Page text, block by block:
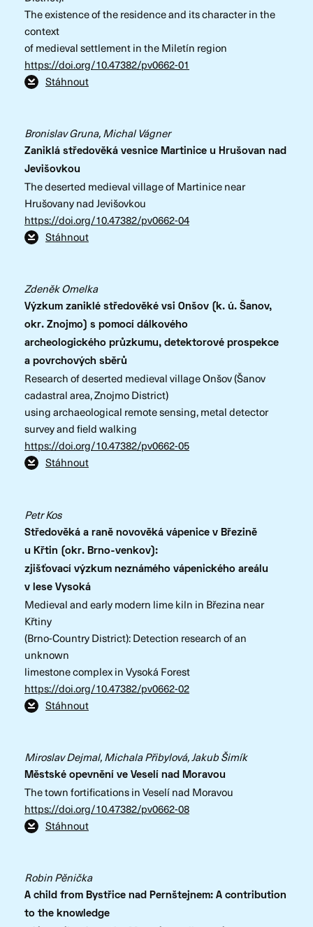
The existence of the residence and its character in the
context
of medieval settlement in the Miletín region
https://doi.org/10.47382/pv0662-01
Stáhnout
Bronislav Gruna, Michal Vágner
Zaniklá středověká vesnice Martinice u Hrušovan nad
Jevišovkou
The deserted medieval village of Martinice near
Hrušovany nad Jevišovkou
https://doi.org/10.47382/pv0662-04
Stáhnout
Zdeněk Omelka
Výzkum zaniklé středověké vsi Onšov (k. ú. Šanov,
okr. Znojmo) s pomocí dálkového
archeologického průzkumu, detektorové prospekce
a povrchových sběrů
Research of deserted medieval village Onšov (Šanov
cadastral area, Znojmo District)
using archaeological remote sensing, metal detector
survey and field walking
https://doi.org/10.47382/pv0662-05
Stáhnout
Petr Kos
Středověká a raně novověká vápenice v Březině
u Křtin (okr. Brno-venkov):
zjišťovací výzkum neznámého vápenického areálu
v lese Vysoká
Medieval and early modern lime kiln in Březina near
Křtiny
(Brno-Country District): Detection research of an
unknown
limestone complex in Vysoká Forest
https://doi.org/10.47382/pv0662-02
Stáhnout
Miroslav Dejmal, Michala Přibylová, Jakub Šimík
Městské opevnění ve Veselí nad Moravou
The town fortifications in Veselí nad Moravou
https://doi.org/10.47382/pv0662-08
Stáhnout
Robin Pěnička
A child from Bystřice nad Pernštejnem: A contribution
to the knowledge